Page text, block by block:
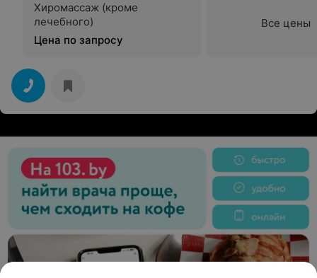
Хиромассаж (кроме
лечебного)
Цена по запросу
Все цены